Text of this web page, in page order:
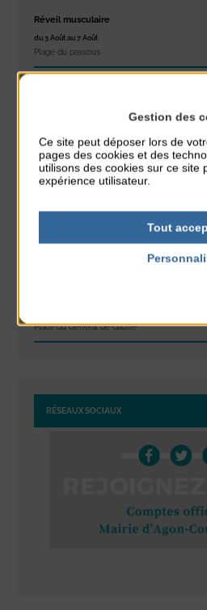
Réveil musculaire
du 3 Août au 7 Août
Plage du passous
Les ateliers d’Isa
du 4 Août au 6 Août
Tennis Club Coutainville
du 6 Août au 6 Août
Place du Général de Gaulle
RÉSEAUX SOCIAUX
Gestion des
Ce site peut déposer lors de
pages des cookies et des
utilisons des cookies sur ce site
expérience utilisateur.
Tout